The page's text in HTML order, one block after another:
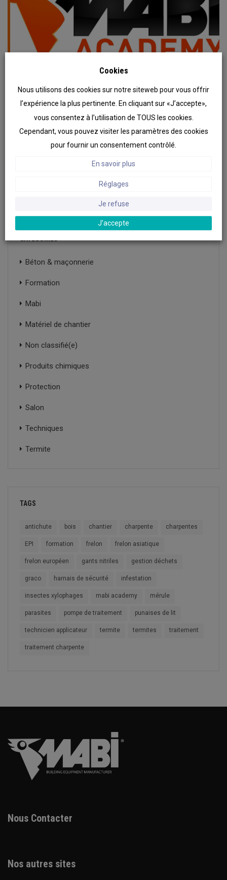
MABI ACADEMY : Nouveau service de formations
en ligne
...
CATÉGORIES
Béton & maçonnerie
Formation
Mabi
Matériel de chantier
Non classifié(e)
Produits chimiques
Protection
Salon
Techniques
Termite
TAGS
antichute bois chantier charpente charpentes
EPI formation frelon frelon asiatique
frelon européen gants nitriles gestion déchets
graco harnais de sécurité infestation
insectes xylophages mabi academy mérule
parasites pompe de traitement punaises de lit
technicien applicateur termite termites traitement
traitement charpente
Nous Contacter
Nos autres sites
Cookies
Nous utilisons des cookies sur notre siteweb pour vous offrir
l’expérience la plus pertinente. En cliquant sur «J’accepte»,
vous consentez à l’utilisation de TOUS les cookies.
Cependant, vous pouvez visiter les paramètres des cookies
pour fournir un consentement contrôlé.
En savoir plus
Réglages
Je refuse
J’accepte